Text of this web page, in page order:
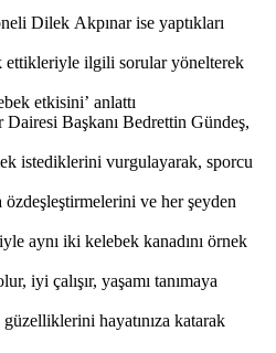
Dilek Akpınar ise yaptıkları
ettikleriyle ilgili sorular yönelterek
etkisini’ anlattı
Başkanı Bedrettin Gündeş,
istediklerini vurgulayarak, sporcu
özdeşleştirmelerini ve her şeyden
aynı iki kelebek kanadını örnek
iyi çalışır, yaşamı tanımaya
hayatınıza katarak